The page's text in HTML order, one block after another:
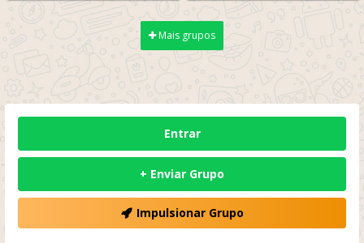
Mais grupos
Entrar
+ Enviar Grupo
Impulsionar Grupo